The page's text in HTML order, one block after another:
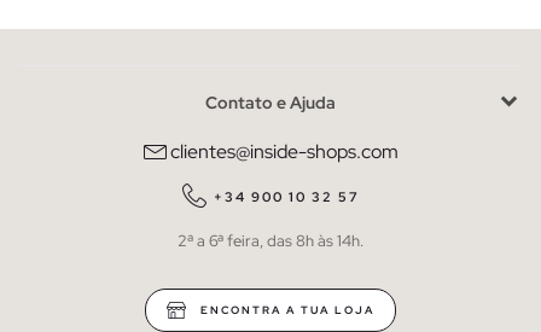
Contato e Ajuda
clientes@inside-shops.com
+34 900 10 32 57
2ª a 6ª feira, das 8h às 14h.
ENCONTRA A TUA LOJA